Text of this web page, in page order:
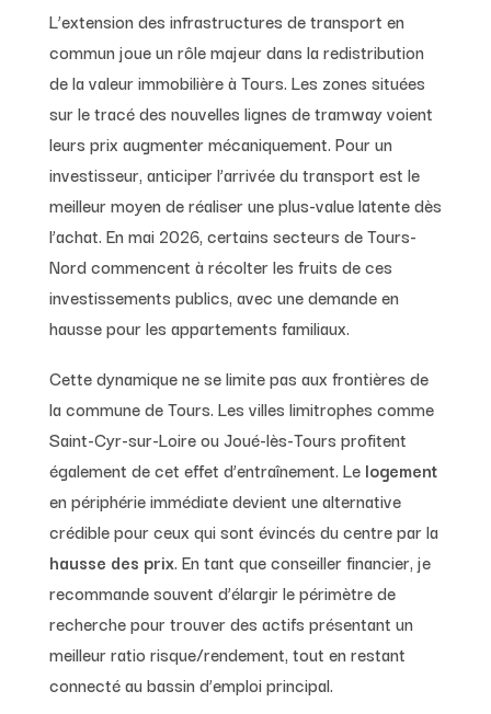
L’extension des infrastructures de transport en
commun joue un rôle majeur dans la redistribution
de la valeur immobilière à Tours. Les zones situées
sur le tracé des nouvelles lignes de tramway voient
leurs prix augmenter mécaniquement. Pour un
investisseur, anticiper l’arrivée du transport est le
meilleur moyen de réaliser une plus-value latente dès
l’achat. En mai 2026, certains secteurs de Tours-
Nord commencent à récolter les fruits de ces
investissements publics, avec une demande en
hausse pour les appartements familiaux.
Cette dynamique ne se limite pas aux frontières de
la commune de Tours. Les villes limitrophes comme
Saint-Cyr-sur-Loire ou Joué-lès-Tours profitent
également de cet effet d’entraînement. Le logement
en périphérie immédiate devient une alternative
crédible pour ceux qui sont évincés du centre par la
hausse des prix. En tant que conseiller financier, je
recommande souvent d’élargir le périmètre de
recherche pour trouver des actifs présentant un
meilleur ratio risque/rendement, tout en restant
connecté au bassin d’emploi principal.